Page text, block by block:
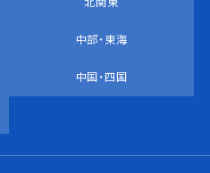
中部・東海
中国・四国